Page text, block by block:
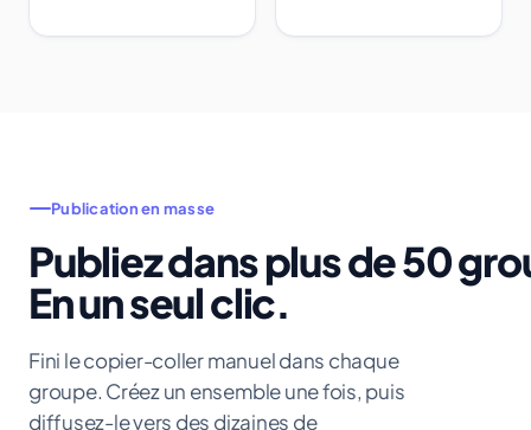
Publication en masse
Publiez dans plus de 50
En un seul clic.
Fini le copier-coller manuel dans chaque
groupe. Créez un ensemble une fois, puis
diffusez-le vers des dizaines de